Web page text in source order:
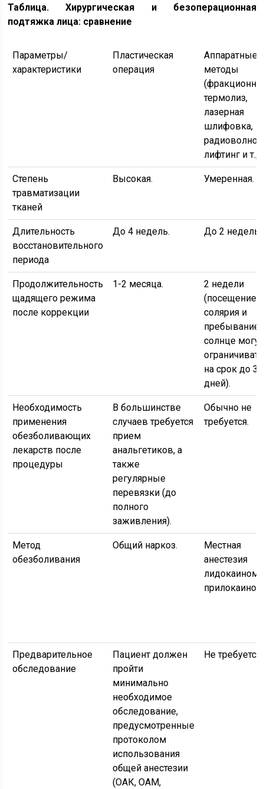
Таблица. Хирургическая и безоперационная
подтяжка лица: сравнение
Параметры/
характеристики
Пластическая
операция
Аппаратные
методы
термолиз,
лазерная
шлифовка,
лифтинг и
Степень
травматизации
тканей
Высокая. Умеренная.
Длительность
восстановительного
периода
До 4 недель. До 2 недель.
Продолжительность
щадящего режима
после коррекции
1-2 месяца.
2 недели
(посещение
солярия и
пребывание
солнце могут
на срок до 30
дней).
Необходимость
применения
обезболивающих
лекарств после
процедуры
В большинстве
случаев требуется
прием
анальгетиков, а
также
регулярные
перевязки (до
полного
заживления).
Обычно не
требуется.
Метод
обезболивания
Общий наркоз.
Местная
анестезия
лидокаином
Предварительное
обследование
Пациент должен
пройти
минимально
необходимое
обследование,
предусмотренные
протоколом
использования
общей анестезии
(ОАК, ОАМ,
Не требуется.